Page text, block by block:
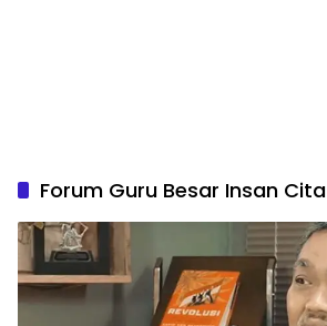
Forum Guru Besar Insan Cita